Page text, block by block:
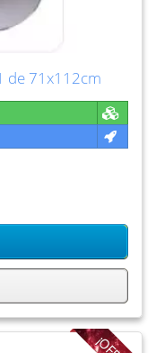
de 71x112cm